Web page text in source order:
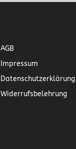
AGB
Impressum
Datenschutzerklärung
Widerrufsbelehrung